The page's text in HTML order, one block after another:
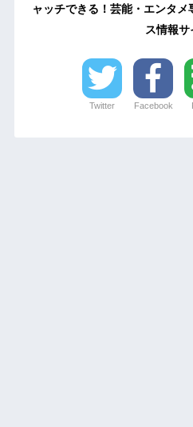
ャッチできる！芸能・エンタ
ス情報サ
Twitter Facebook